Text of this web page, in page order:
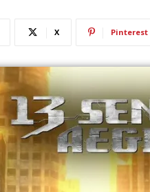
X Pinterest